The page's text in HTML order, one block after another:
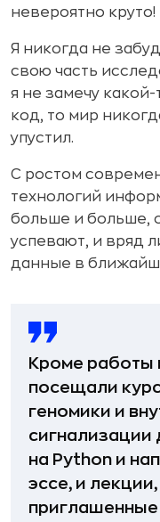
невероятно круто!
Я никогда не
свою часть
я не замечу
код, то мир
упустил.
C ростом
технологий
больше и больше,
успевают, и вряд
данные в
Кроме работы
посещали
геномики и
сигнализации
на Python и
эссе, и